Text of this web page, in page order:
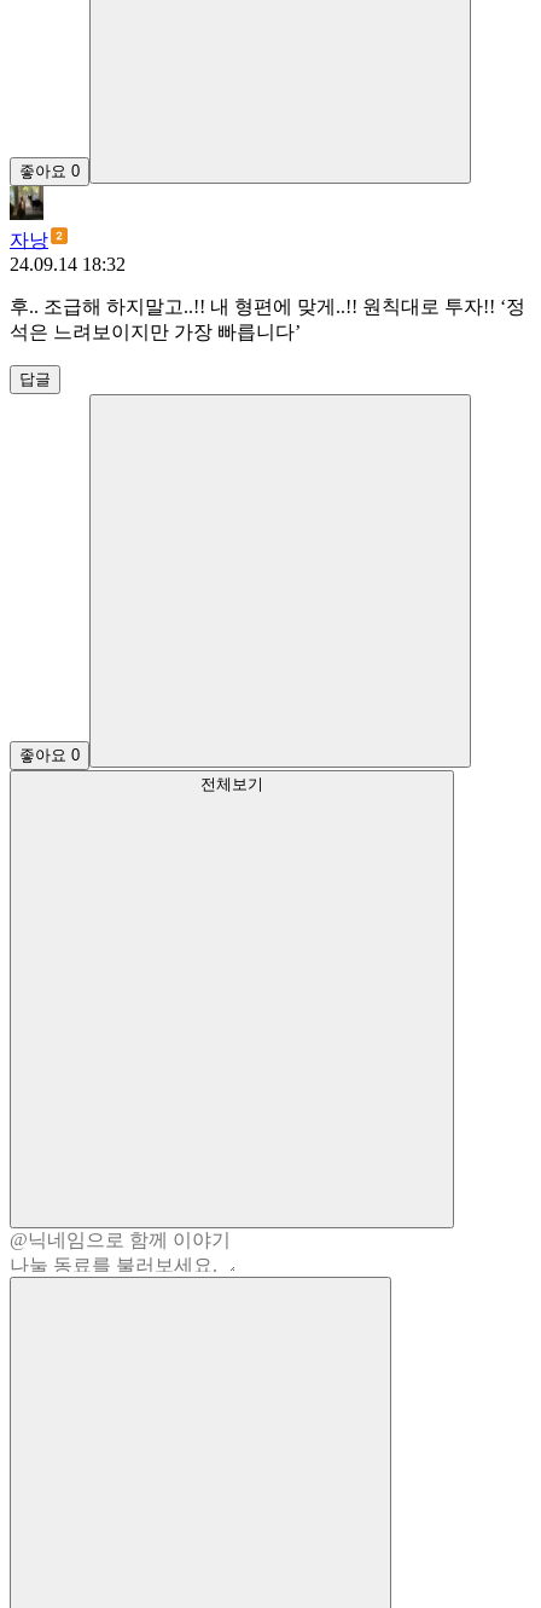
좋아요 0
자낭
24.09.14 18:32
후.. 조급해 하지말고..!! 내 형편에 맞게..!! 원칙대로 투자!! ‘정
석은 느려보이지만 가장 빠릅니다’
답글
좋아요 0
전체보기